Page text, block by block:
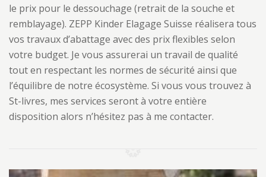
le prix pour le dessouchage (retrait de la souche et
remblayage). ZEPP Kinder Elagage Suisse réalisera tous
vos travaux d’abattage avec des prix flexibles selon
votre budget. Je vous assurerai un travail de qualité
tout en respectant les normes de sécurité ainsi que
l’équilibre de notre écosystème. Si vous vous trouvez à
St-livres, mes services seront à votre entière
disposition alors n’hésitez pas à me contacter.